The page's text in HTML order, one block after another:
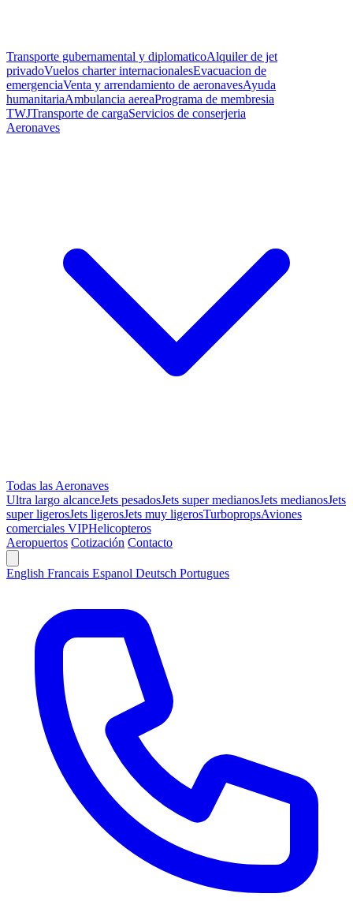
Transporte gubernamental y diplomaticoAlquiler de jet
privadoVuelos charter internacionalesEvacuacion de
emergenciaVenta y arrendamiento de aeronavesAyuda
humanitariaAmbulancia aereaPrograma de membresia
TWJTransporte de cargaServicios de conserjeria
Aeronaves
Todas las Aeronaves
Ultra largo alcanceJets pesadosJets super medianosJets medianosJets
super ligerosJets ligerosJets muy ligerosTurbopropsAviones
comerciales VIPHelicopteros
Aeropuertos Cotización Contacto
English Francais Espanol Deutsch Portugues